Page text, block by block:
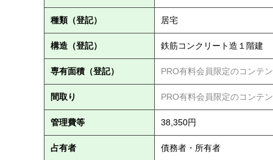
種類（登記） 居宅
構造（登記） 鉄筋コンクリート造１階建
専有面積（登記） PRO有料会員限定のコンテ
間取り PRO有料会員限定のコンテ
管理費等 38,350円
占有者 債務者・所有者